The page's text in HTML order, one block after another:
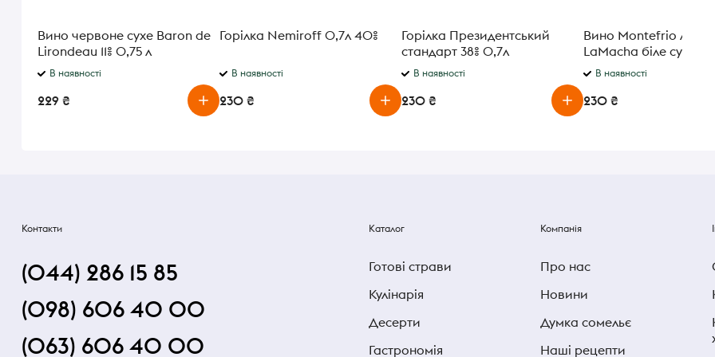
Вино червоне сухе Baron de
Lirondeau 11% 0,75 л
В наявності
229 ₴
Горілка Nemiroff 0,7л 40%
В наявності
230 ₴
Горілка Президентський
стандарт 38% 0,7л
В наявності
230 ₴
Вино Montefrio Airen
LaMacha біле сухе
0,75л
В наявності
230 ₴
Контакти
(044) 286 15 85
(098) 606 40 00
(063) 606 40 00
Каталог
Готові страви
Кулінарія
Десерти
Гастрономія
Компанія
Про нас
Новини
Думка сомельє
Наші рецепти